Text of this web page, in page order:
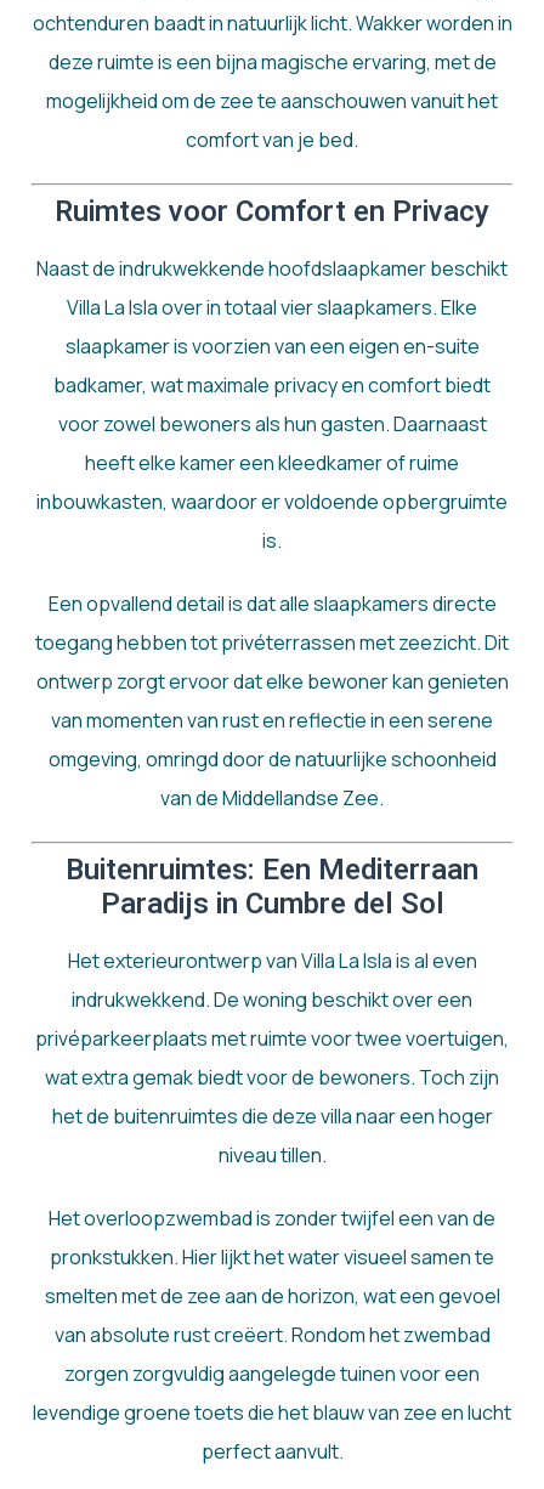
ochtenduren baadt in natuurlijk licht. Wakker worden in
deze ruimte is een bijna magische ervaring, met de
mogelijkheid om de zee te aanschouwen vanuit het
comfort van je bed.
Ruimtes voor Comfort en Privacy
Naast de indrukwekkende hoofdslaapkamer beschikt
Villa La Isla over in totaal vier slaapkamers. Elke
slaapkamer is voorzien van een eigen en-suite
badkamer, wat maximale privacy en comfort biedt
voor zowel bewoners als hun gasten. Daarnaast
heeft elke kamer een kleedkamer of ruime
inbouwkasten, waardoor er voldoende opbergruimte
is.
Een opvallend detail is dat alle slaapkamers directe
toegang hebben tot privéterrassen met zeezicht. Dit
ontwerp zorgt ervoor dat elke bewoner kan genieten
van momenten van rust en reflectie in een serene
omgeving, omringd door de natuurlijke schoonheid
van de Middellandse Zee.
Buitenruimtes: Een Mediterraan
Paradijs in Cumbre del Sol
Het exterieurontwerp van Villa La Isla is al even
indrukwekkend. De woning beschikt over een
privéparkeerplaats met ruimte voor twee voertuigen,
wat extra gemak biedt voor de bewoners. Toch zijn
het de buitenruimtes die deze villa naar een hoger
niveau tillen.
Het overloopzwembad is zonder twijfel een van de
pronkstukken. Hier lijkt het water visueel samen te
smelten met de zee aan de horizon, wat een gevoel
van absolute rust creëert. Rondom het zwembad
zorgen zorgvuldig aangelegde tuinen voor een
levendige groene toets die het blauw van zee en lucht
perfect aanvult.